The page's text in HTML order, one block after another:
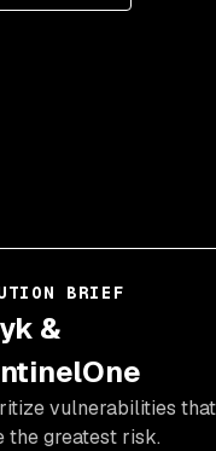
BRIEF
&
vulnerabilities that
the greatest risk.